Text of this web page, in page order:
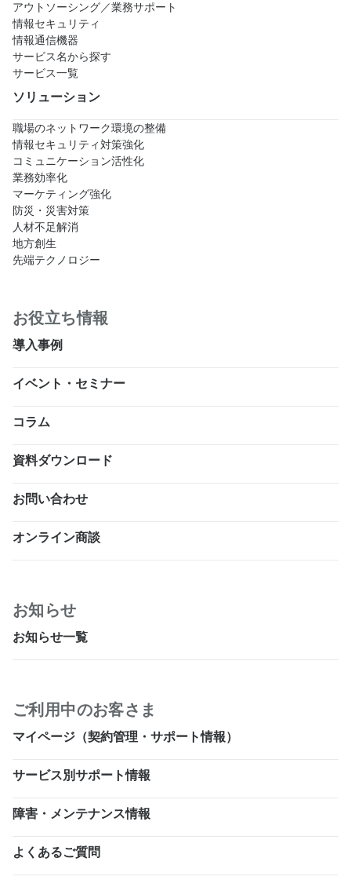
アウトソーシング／業務サポート
情報セキュリティ
情報通信機器
サービス名から探す
サービス一覧
ソリューション
職場のネットワーク環境の整備
情報セキュリティ対策強化
コミュニケーション活性化
業務効率化
マーケティング強化
防災・災害対策
人材不足解消
地方創生
先端テクノロジー
お役立ち情報
導入事例
イベント・セミナー
コラム
資料ダウンロード
お問い合わせ
オンライン商談
お知らせ
お知らせ一覧
ご利用中のお客さま
マイページ（契約管理・サポート情報）
サービス別サポート情報
障害・メンテナンス情報
よくあるご質問